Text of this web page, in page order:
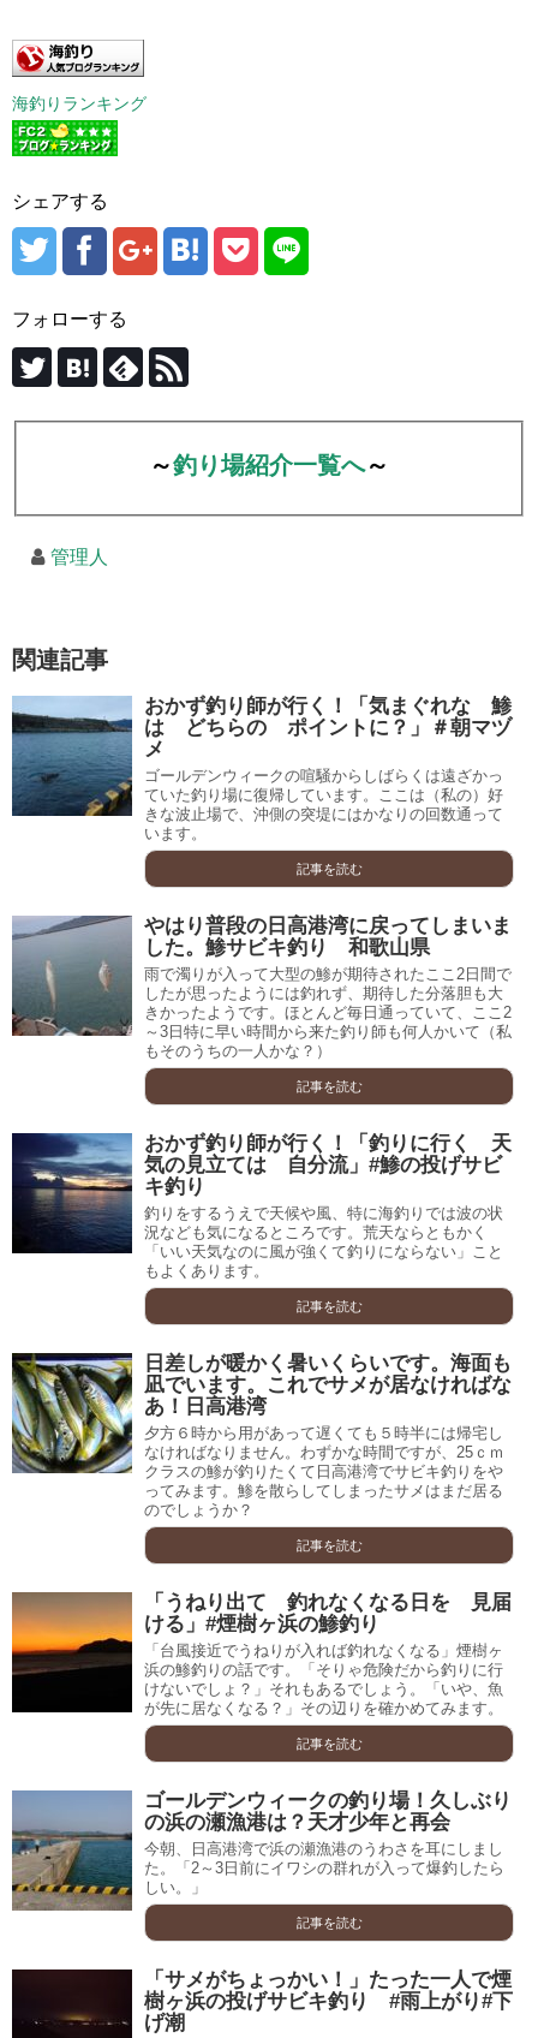
海釣りランキング
シェアする
フォローする
～釣り場紹介一覧へ～
管理人
関連記事
おかず釣り師が行く！「気まぐれな 鯵
は どちらの ポイントに？」＃朝マヅ
メ
ゴールデンウィークの喧騒からしばらくは遠ざかっ
ていた釣り場に復帰しています。ここは（私の）好
きな波止場で、沖側の突堤にはかなりの回数通って
います。
記事を読む
やはり普段の日高港湾に戻ってしまいま
した。鯵サビキ釣り 和歌山県
雨で濁りが入って大型の鯵が期待されたここ2日間で
したが思ったようには釣れず、期待した分落胆も大
きかったようです。ほとんど毎日通っていて、ここ2
～3日特に早い時間から来た釣り師も何人かいて（私
もそのうちの一人かな？）
記事を読む
おかず釣り師が行く！「釣りに行く 天
気の見立ては 自分流」#鯵の投げサビ
キ釣り
釣りをするうえで天候や風、特に海釣りでは波の状
況なども気になるところです。荒天ならともかく
「いい天気なのに風が強くて釣りにならない」こと
もよくあります。
記事を読む
日差しが暖かく暑いくらいです。海面も
凪でいます。これでサメが居なければな
あ！日高港湾
夕方６時から用があって遅くても５時半には帰宅し
なければなりません。わずかな時間ですが、25ｃｍ
クラスの鯵が釣りたくて日高港湾でサビキ釣りをや
ってみます。鯵を散らしてしまったサメはまだ居る
のでしょうか？
記事を読む
「うねり出て 釣れなくなる日を 見届
ける」#煙樹ヶ浜の鯵釣り
「台風接近でうねりが入れば釣れなくなる」煙樹ヶ
浜の鯵釣りの話です。「そりゃ危険だから釣りに行
けないでしょ？」それもあるでしょう。「いや、魚
が先に居なくなる？」その辺りを確かめてみます。
記事を読む
ゴールデンウィークの釣り場！久しぶり
の浜の瀬漁港は？天才少年と再会
今朝、日高港湾で浜の瀬漁港のうわさを耳にしまし
た。「2～3日前にイワシの群れが入って爆釣したら
しい。」
記事を読む
「サメがちょっかい！」たった一人で煙
樹ヶ浜の投げサビキ釣り #雨上がり#下
げ潮